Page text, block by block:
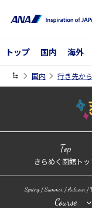
トップ 国内 海外
国内 行き先か
Top
きらめく函館トッ
Spring / Summer / Autumn /
Course